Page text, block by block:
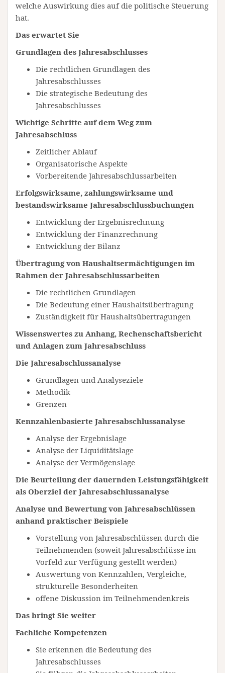
welche Auswirkung dies auf die politische Steuerung
hat.
Das erwartet Sie
Grundlagen des Jahresabschlusses
Die rechtlichen Grundlagen des
Jahresabschlusses
Die strategische Bedeutung des
Jahresabschlusses
Wichtige Schritte auf dem Weg zum
Jahresabschluss
Zeitlicher Ablauf
Organisatorische Aspekte
Vorbereitende Jahresabschlussarbeiten
Erfolgswirksame, zahlungswirksame und
bestandswirksame Jahresabschlussbuchungen
Entwicklung der Ergebnisrechnung
Entwicklung der Finanzrechnung
Entwicklung der Bilanz
Übertragung von Haushaltsermächtigungen im
Rahmen der Jahresabschlussarbeiten
Die rechtlichen Grundlagen
Die Bedeutung einer Haushaltsübertragung
Zuständigkeit für Haushaltsübertragungen
Wissenswertes zu Anhang, Rechenschaftsbericht
und Anlagen zum Jahresabschluss
Die Jahresabschlussanalyse
Grundlagen und Analyseziele
Methodik
Grenzen
Kennzahlenbasierte Jahresabschlussanalyse
Analyse der Ergebnislage
Analyse der Liquiditätslage
Analyse der Vermögenslage
Die Beurteilung der dauernden Leistungsfähigkeit
als Oberziel der Jahresabschlussanalyse
Analyse und Bewertung von Jahresabschlüssen
anhand praktischer Beispiele
Vorstellung von Jahresabschlüssen durch die
Teilnehmenden (soweit Jahresabschlüsse im
Vorfeld zur Verfügung gestellt werden)
Auswertung von Kennzahlen, Vergleiche,
strukturelle Besonderheiten
offene Diskussion im Teilnehmendenkreis
Das bringt Sie weiter
Fachliche Kompetenzen
Sie erkennen die Bedeutung des
Jahresabschlusses